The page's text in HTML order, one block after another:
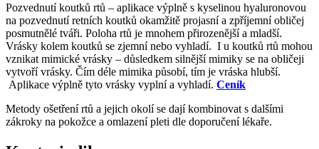
Pozvednutí koutků rtů – aplikace výplně s kyselinou hyaluronovou
na pozvednutí retních koutků okamžitě projasní a zpříjemní obličej
posmutnělé tváři. Poloha rtů je mnohem přirozenější a mladší.
Vrásky kolem koutků se zjemní nebo vyhladí. I u koutků rtů mohou
vznikat mimické vrásky – důsledkem silnější mimiky se na obličeji
vytvoří vrásky. Čím déle mimika působí, tím je vráska hlubší.
Aplikace výplně tyto vrásky vyplní a vyhladí. Ceník
Metody ošetření rtů a jejich okolí se dají kombinovat s dalšími
zákroky na pokožce a omlazení pleti dle doporučení lékaře.